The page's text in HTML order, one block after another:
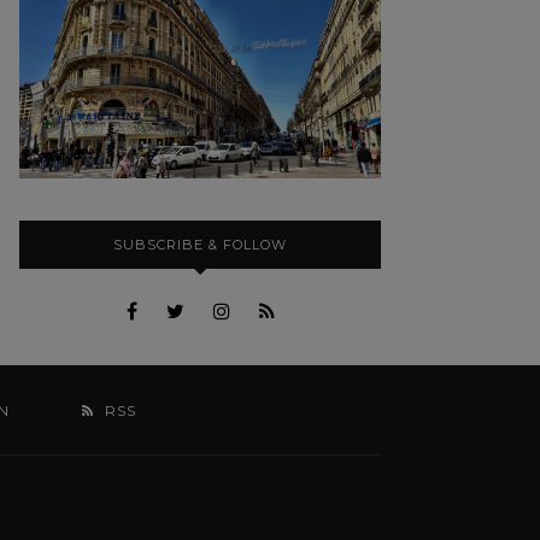
SUBSCRIBE & FOLLOW
RSS